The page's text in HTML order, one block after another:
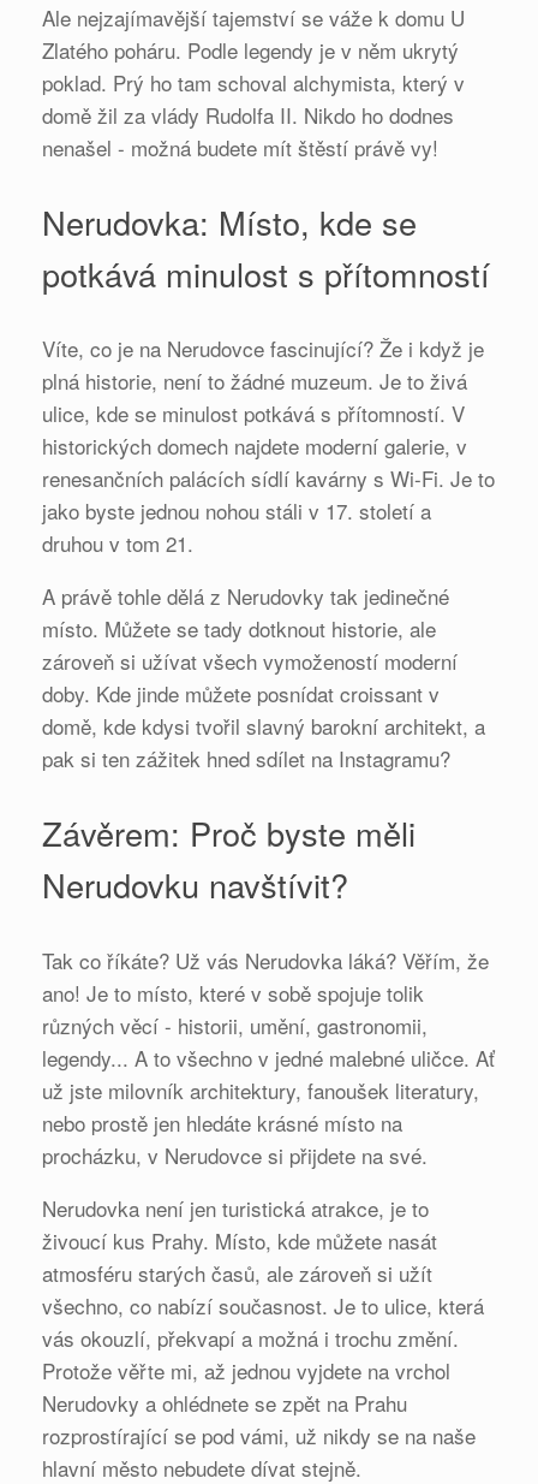
Ale nejzajímavější tajemství se váže k domu U
Zlatého poháru. Podle legendy je v něm ukrytý
poklad. Prý ho tam schoval alchymista, který v
domě žil za vlády Rudolfa II. Nikdo ho dodnes
nenašel - možná budete mít štěstí právě vy!
Nerudovka: Místo, kde se
potkává minulost s přítomností
Víte, co je na Nerudovce fascinující? Že i když je
plná historie, není to žádné muzeum. Je to živá
ulice, kde se minulost potkává s přítomností. V
historických domech najdete moderní galerie, v
renesančních palácích sídlí kavárny s Wi-Fi. Je to
jako byste jednou nohou stáli v 17. století a
druhou v tom 21.
A právě tohle dělá z Nerudovky tak jedinečné
místo. Můžete se tady dotknout historie, ale
zároveň si užívat všech vymožeností moderní
doby. Kde jinde můžete posnídat croissant v
domě, kde kdysi tvořil slavný barokní architekt, a
pak si ten zážitek hned sdílet na Instagramu?
Závěrem: Proč byste měli
Nerudovku navštívit?
Tak co říkáte? Už vás Nerudovka láká? Věřím, že
ano! Je to místo, které v sobě spojuje tolik
různých věcí - historii, umění, gastronomii,
legendy... A to všechno v jedné malebné uličce. Ať
už jste milovník architektury, fanoušek literatury,
nebo prostě jen hledáte krásné místo na
procházku, v Nerudovce si přijdete na své.
Nerudovka není jen turistická atrakce, je to
živoucí kus Prahy. Místo, kde můžete nasát
atmosféru starých časů, ale zároveň si užít
všechno, co nabízí současnost. Je to ulice, která
vás okouzlí, překvapí a možná i trochu změní.
Protože věřte mi, až jednou vyjdete na vrchol
Nerudovky a ohlédnete se zpět na Prahu
rozprostírající se pod vámi, už nikdy se na naše
hlavní město nebudete dívat stejně.